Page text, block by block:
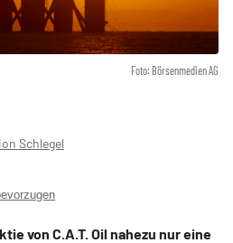
Foto: Börsenmedien AG
Schlegel
von C.A.T. Oil nahezu nur eine